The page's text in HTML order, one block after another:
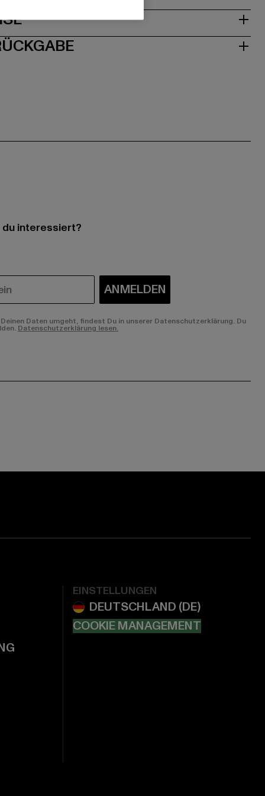
interessiert?
ANMELDEN
Daten umgeht, findest Du in unserer Datenschutzerklärung. Du
Datenschutzerklärung lesen.
EINSTELLUNGEN
COOKIE MANAGEMENT